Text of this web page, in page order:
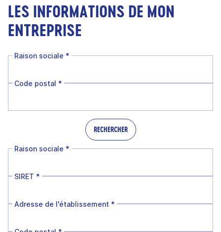
LES INFORMATIONS DE MON
ENTREPRISE
Raison sociale *
Code postal *
RECHERCHER
Raison sociale *
SIRET *
Adresse de l'établissement *